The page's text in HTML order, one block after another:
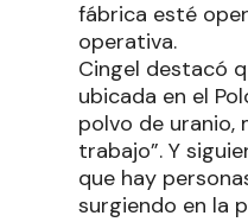
fábrica esté
operativa.
Cingel destacó
ubicada en el
polvo de uranio,
trabajo”. Y
que hay
surgiendo en la